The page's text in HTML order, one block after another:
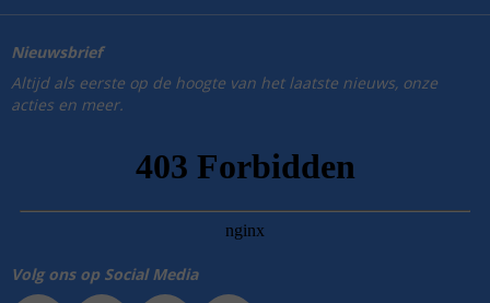
Nieuwsbrief
Altijd als eerste op de hoogte van het laatste nieuws, onze
acties en meer.
Volg ons op Social Media